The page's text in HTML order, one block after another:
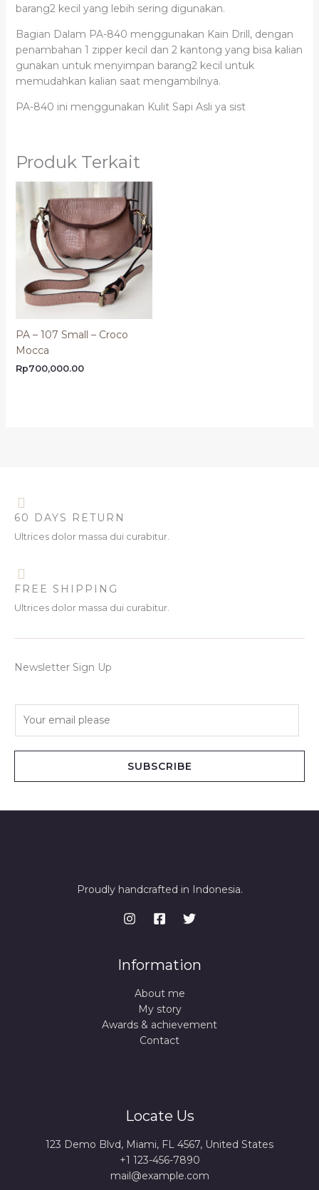
barang2 kecil yang lebih sering digunakan.
Bagian Dalam PA-840 menggunakan Kain Drill, dengan
penambahan 1 zipper kecil dan 2 kantong yang bisa kalian
gunakan untuk menyimpan barang2 kecil untuk
memudahkan kalian saat mengambilnya.
PA-840 ini menggunakan Kulit Sapi Asli ya sist
Produk Terkait
PA – 107 Small – Croco
Mocca
Rp700,000.00
60 DAYS RETURN
Ultrices dolor massa dui curabitur.
FREE SHIPPING
Ultrices dolor massa dui curabitur.
Newsletter Sign Up
SUBSCRIBE
Proudly handcrafted in Indonesia.
Information
About me
My story
Awards & achievement
Contact
Locate Us
123 Demo Blvd, Miami, FL 4567, United States
+1 123-456-7890
mail@example.com